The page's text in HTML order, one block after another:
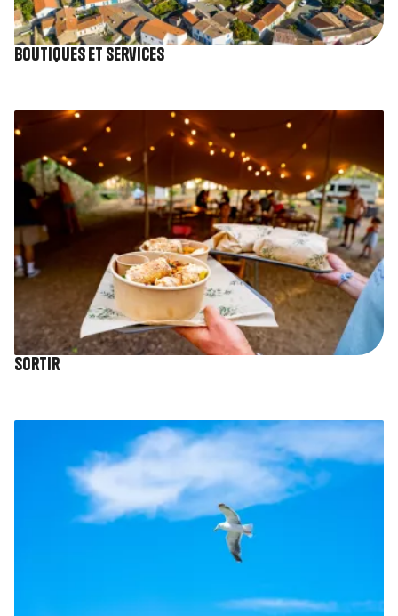
Boutiques et services
Image
Sortir
Image